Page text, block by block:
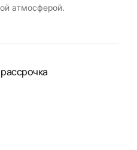
атмосферой.